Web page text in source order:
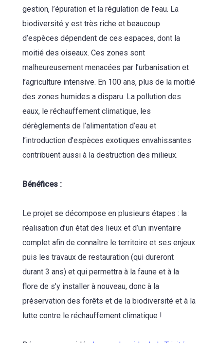
gestion, l’épuration et la régulation de l’eau. La
biodiversité y est très riche et beaucoup
d’espèces dépendent de ces espaces, dont la
moitié des oiseaux. Ces zones sont
malheureusement menacées par l’urbanisation et
l’agriculture intensive. En 100 ans, plus de la moitié
des zones humides a disparu. La pollution des
eaux, le réchauffement climatique, les
dérèglements de l’alimentation d’eau et
l’introduction d’espèces exotiques envahissantes
contribuent aussi à la destruction des milieux.
Bénéfices :
Le projet se décompose en plusieurs étapes : la
réalisation d’un état des lieux et d’un inventaire
complet afin de connaître le territoire et ses enjeux
puis les travaux de restauration (qui dureront
durant 3 ans) et qui permettra à la faune et à la
flore de s’y installer à nouveau, donc à la
préservation des forêts et de la biodiversité et à la
lutte contre le réchauffement climatique !